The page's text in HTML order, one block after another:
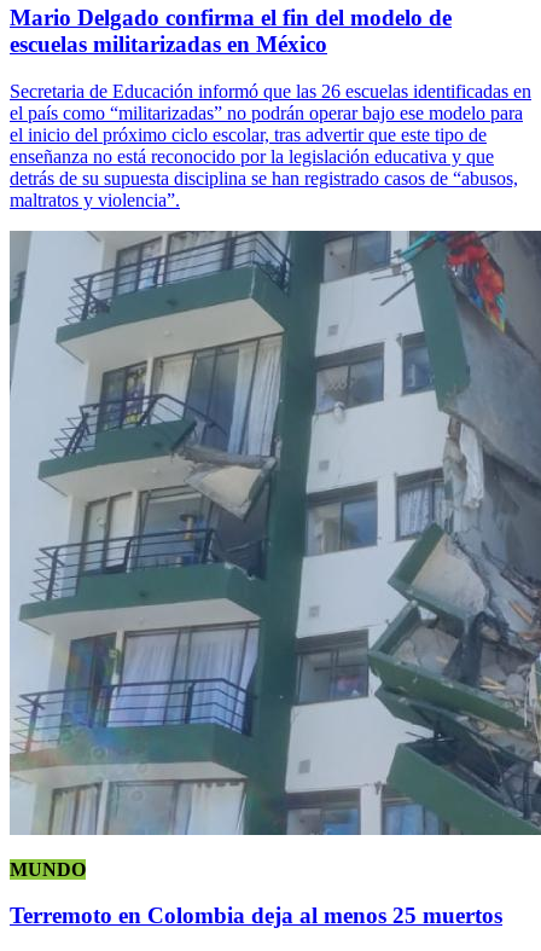
Mario Delgado confirma el fin del modelo de
escuelas militarizadas en México
Secretaria de Educación informó que las 26 escuelas identificadas en
el país como “militarizadas” no podrán operar bajo ese modelo para
el inicio del próximo ciclo escolar, tras advertir que este tipo de
enseñanza no está reconocido por la legislación educativa y que
detrás de su supuesta disciplina se han registrado casos de “abusos,
maltratos y violencia”.
MUNDO
Terremoto en Colombia deja al menos 25 muertos